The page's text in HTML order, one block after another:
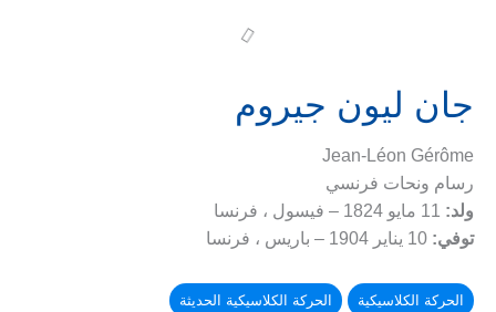
جان ليون جيروم
Jean-Léon Gérôme
رسام ونحات فرنسي
ولد:
توفي:
الحركة الكلاسيكية الحركة الكلاسيكية الحديثة